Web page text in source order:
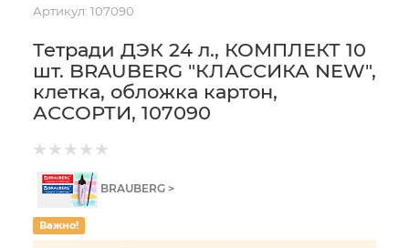
Артикул: 107090
Тетради ДЭК 24 л., КОМПЛЕКТ 10
шт. BRAUBERG "КЛАССИКА NEW",
клетка, обложка картон,
АССОРТИ, 107090
BRAUBERG >
Важно!